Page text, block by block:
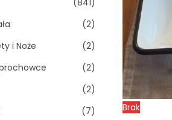
Brak
(841)
(2)
i Noże
(2)
(2)
(2)
(7)